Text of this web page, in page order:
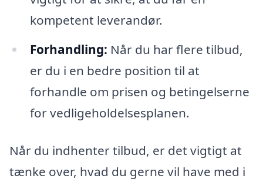
kompetent leverandør.
Forhandling: Når du har flere tilbud,
er du i en bedre position til at
forhandle om prisen og betingelserne
for vedligeholdelsesplanen.
Når du indhenter tilbud, er det vigtigt at
tænke over, hvad du gerne vil have med i